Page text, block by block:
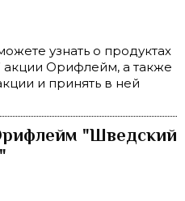
узнать о продуктах
акции Орифлейм, а также
и принять в ней
"Шведский